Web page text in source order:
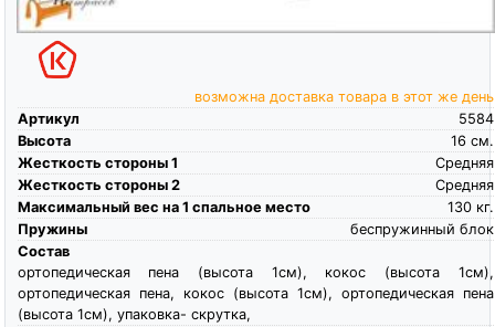
возможна доставка товара в этот же день
Артикул
5584
Высота
см.
16
Жесткость стороны 1
Средняя
Жесткость стороны 2
Средняя
Максимальный вес на 1 спальное место
кг.
130
Пружины
беспружинный блок
Состав
ортопедическая пена (высота 1см), кокос (высота 1см),
ортопедическая пена, кокос (высота 1см), ортопедическая пена
(высота 1см), упаковка- скрутка,